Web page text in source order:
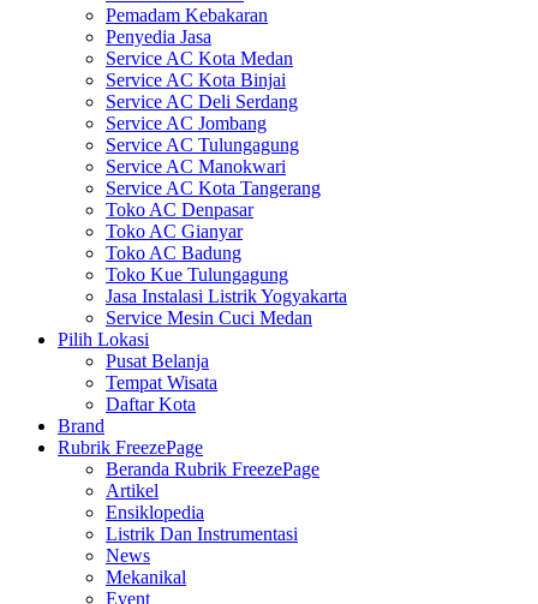
Pemadam Kebakaran
Penyedia Jasa
Service AC Kota Medan
Service AC Kota Binjai
Service AC Deli Serdang
Service AC Jombang
Service AC Tulungagung
Service AC Manokwari
Service AC Kota Tangerang
Toko AC Denpasar
Toko AC Gianyar
Toko AC Badung
Toko Kue Tulungagung
Jasa Instalasi Listrik Yogyakarta
Service Mesin Cuci Medan
Pilih Lokasi
Pusat Belanja
Tempat Wisata
Daftar Kota
Brand
Rubrik FreezePage
Beranda Rubrik FreezePage
Artikel
Ensiklopedia
Listrik Dan Instrumentasi
News
Mekanikal
Event